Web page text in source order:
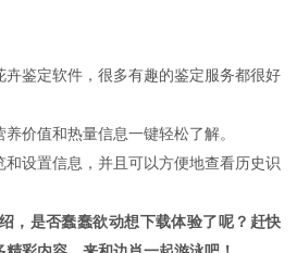
鉴定软件，很多有趣的鉴定服务都很好
价值和热量信息一键轻松了解。
设置信息，并且可以方便地查看历史识
，是否蠢蠢欲动想下载体验了呢？赶快